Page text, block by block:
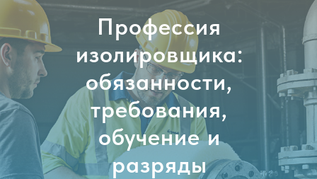
Профессия
изолировщика:
обязанности,
требования,
обучение и
разряды